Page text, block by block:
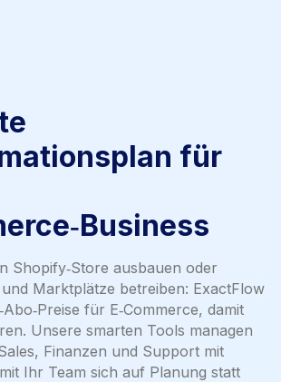
für
Shopify‑Store ausbauen oder
Marktplätze betreiben: ExactFlow
für E‑Commerce, damit
Unsere smarten Tools managen
Finanzen und Support mit
Ihr Team sich auf Planung statt